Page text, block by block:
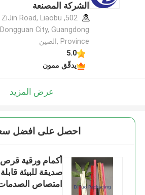
الشركة المصنعة
ZiJin Road, Liaobu
City, Guangdong
Province ,الصين
5.0
يدقّق ممون
عرض المزيد
احصل على افضل
أكمام ورقية
صديقة للبيئة قابلة
امتصاص